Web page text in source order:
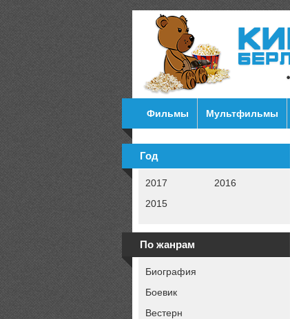
Фильмы Мультфильмы
Год
2017
2016
2015
По жанрам
Биография
Боевик
Вестерн